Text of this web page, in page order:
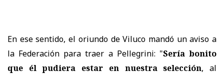
En ese sentido, el oriundo de Viluco mandó un aviso a
la Federación para traer a Pellegrini: "Sería bonito
que él pudiera estar en nuestra selección, al